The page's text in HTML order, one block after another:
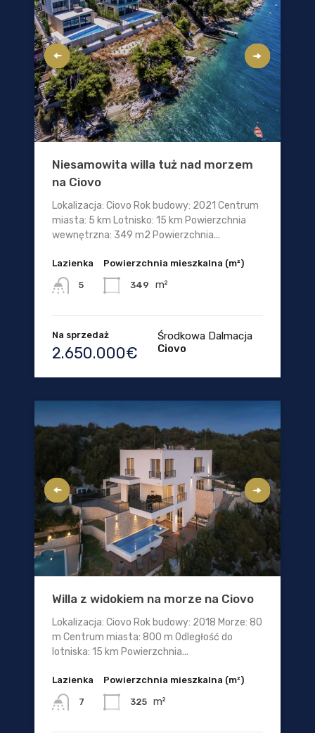
Niesamowita willa tuż nad morzem
na Ciovo
Lokalizacja: Ciovo Rok budowy: 2021 Centrum
miasta: 5 km Lotnisko: 15 km Powierzchnia
wewnętrzna: 349 m2 Powierzchnia...
Lazienka
5
Powierzchnia mieszkalna (m²)
349 m²
Na sprzedaż
2.650.000€
Środkowa Dalmacja
Ciovo
Willa z widokiem na morze na Ciovo
Lokalizacja: Ciovo Rok budowy: 2018 Morze: 80
m Centrum miasta: 800 m Odległość do
lotniska: 15 km Powierzchnia...
Lazienka
7
Powierzchnia mieszkalna (m²)
325 m²